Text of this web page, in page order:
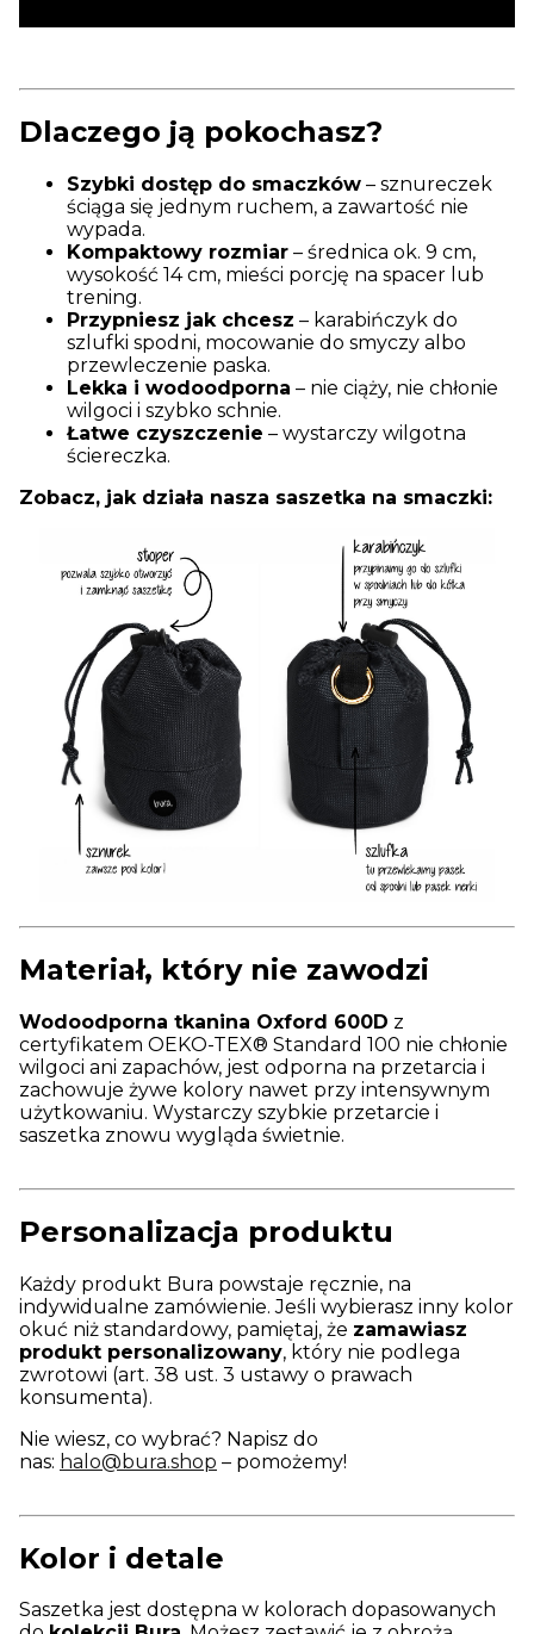
Dlaczego ją pokochasz?
Szybki dostęp do smaczków – sznureczek
ściąga się jednym ruchem, a zawartość nie
wypada.
Kompaktowy rozmiar – średnica ok. 9 cm,
wysokość 14 cm, mieści porcję na spacer lub
trening.
Przypniesz jak chcesz – karabińczyk do
szlufki spodni, mocowanie do smyczy albo
przewleczenie paska.
Lekka i wodoodporna – nie ciąży, nie chłonie
wilgoci i szybko schnie.
Łatwe czyszczenie – wystarczy wilgotna
ściereczka.
Zobacz, jak działa nasza saszetka na smaczki:
Materiał, który nie zawodzi
Wodoodporna tkanina Oxford 600D z
certyfikatem OEKO-TEX® Standard 100 nie chłonie
wilgoci ani zapachów, jest odporna na przetarcia i
zachowuje żywe kolory nawet przy intensywnym
użytkowaniu. Wystarczy szybkie przetarcie i
saszetka znowu wygląda świetnie.
Personalizacja produktu
Każdy produkt Bura powstaje ręcznie, na
indywidualne zamówienie. Jeśli wybierasz inny kolor
okuć niż standardowy, pamiętaj, że zamawiasz
produkt personalizowany, który nie podlega
zwrotowi (art. 38 ust. 3 ustawy o prawach
konsumenta).
Nie wiesz, co wybrać? Napisz do
nas: halo@bura.shop – pomożemy!
Kolor i detale
Saszetka jest dostępna w kolorach dopasowanych